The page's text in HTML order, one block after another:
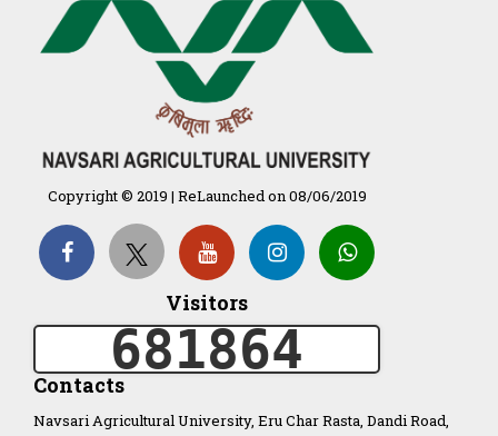
દેશી ગાય આધારિત પ્રાકૃતિક ખેતી
गुणवत्ता युक्त कृषि-शिक्षा एक पहल" - भारतीय
कृषि अनुसंधान परिषद की 25वीं अखिल
भारतीय कृषि प्रवेश परीक्षा 2020
Organization Structure
ખેડુત માર્ગદર્શિકા
Accreditation Certificate
Copyright © 2019 | ReLaunched on 08/06/2019
Visitors
681864
Contacts
Navsari Agricultural University, Eru Char Rasta, Dandi Road,